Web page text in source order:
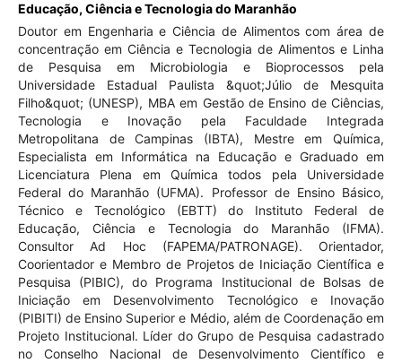
Educação, Ciência e Tecnologia do Maranhão
Doutor em Engenharia e Ciência de Alimentos com área de
concentração em Ciência e Tecnologia de Alimentos e Linha
de Pesquisa em Microbiologia e Bioprocessos pela
Universidade Estadual Paulista &quot;Júlio de Mesquita
Filho&quot; (UNESP), MBA em Gestão de Ensino de Ciências,
Tecnologia e Inovação pela Faculdade Integrada
Metropolitana de Campinas (IBTA), Mestre em Química,
Especialista em Informática na Educação e Graduado em
Licenciatura Plena em Química todos pela Universidade
Federal do Maranhão (UFMA). Professor de Ensino Básico,
Técnico e Tecnológico (EBTT) do Instituto Federal de
Educação, Ciência e Tecnologia do Maranhão (IFMA).
Consultor Ad Hoc (FAPEMA/PATRONAGE). Orientador,
Coorientador e Membro de Projetos de Iniciação Científica e
Pesquisa (PIBIC), do Programa Institucional de Bolsas de
Iniciação em Desenvolvimento Tecnológico e Inovação
(PIBITI) de Ensino Superior e Médio, além de Coordenação em
Projeto Institucional. Líder do Grupo de Pesquisa cadastrado
no Conselho Nacional de Desenvolvimento Científico e